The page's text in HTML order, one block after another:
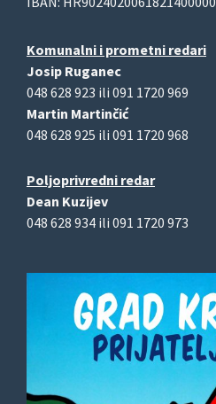
Komunalni i prometni redari
Josip Ruganec
048 628 923 ili 091 1720 969
Martin Martinčić
048 628 925 ili 091 1720 968
Poljoprivredni redar
Dean Kuzijev
048 628 934 ili 091 1720 973